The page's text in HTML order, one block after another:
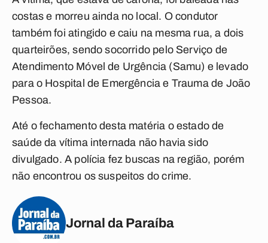
costas e morreu ainda no local. O condutor
também foi atingido e caiu na mesma rua, a dois
quarteirões, sendo socorrido pelo Serviço de
Atendimento Móvel de Urgência (Samu) e levado
para o Hospital de Emergência e Trauma de João
Pessoa.
Até o fechamento desta matéria o estado de
saúde da vítima internada não havia sido
divulgado. A polícia fez buscas na região, porém
não encontrou os suspeitos do crime.
Jornal da Paraíba